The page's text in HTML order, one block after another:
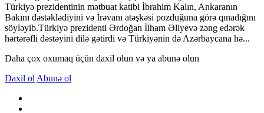
Türkiyə prezidentinin mətbuat katibi İbrahim Kalın, Ankaranın
Bakını dəstəklədiyini və İrəvanı atəşkəsi pozduğuna görə qınadığını
söyləyib.Türkiyə prezidenti Ərdoğan İlham Əliyevə zəng edərək
hərtərəfli dəstəyini dilə gətirdi və Türkiyənin də Azərbaycana hə...
Daha çox oxumaq üçün daxil olun və ya abunə olun
Daxil ol Abunə ol